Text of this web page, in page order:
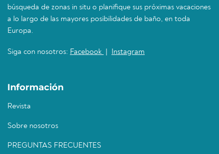
búsqueda de zonas in situ o planifique sus próximas vacaciones
a lo largo de las mayores posibilidades de baño, en toda
Europa.
Siga con nosotros: Facebook Instagram
Información
Revista
Sobre nosotros
PREGUNTAS FRECUENTES